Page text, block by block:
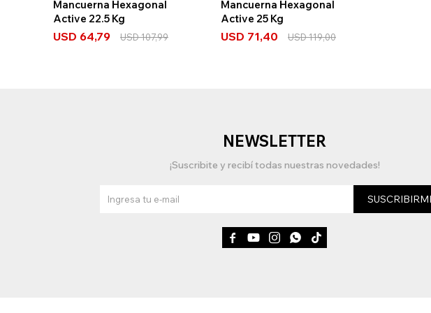
Mancuerna Hexagonal
Active 22.5 Kg
USD 64,79 USD107,99
Mancuerna Hexagonal
Active 25 Kg
USD 71,40 USD119,00
NEWSLETTER
¡Suscribite y recibí todas nuestras novedades!
    